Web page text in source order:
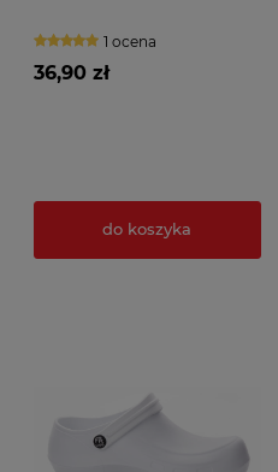
1 ocena
36,90 zł
do koszyka